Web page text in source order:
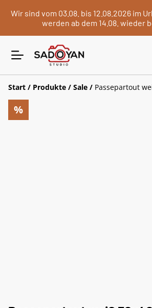
Wir sind vom 03.08. bis 12.08.2026 im
werden ab dem 14.08. wieder
Start / Produkte / Sale / Passepartout
%